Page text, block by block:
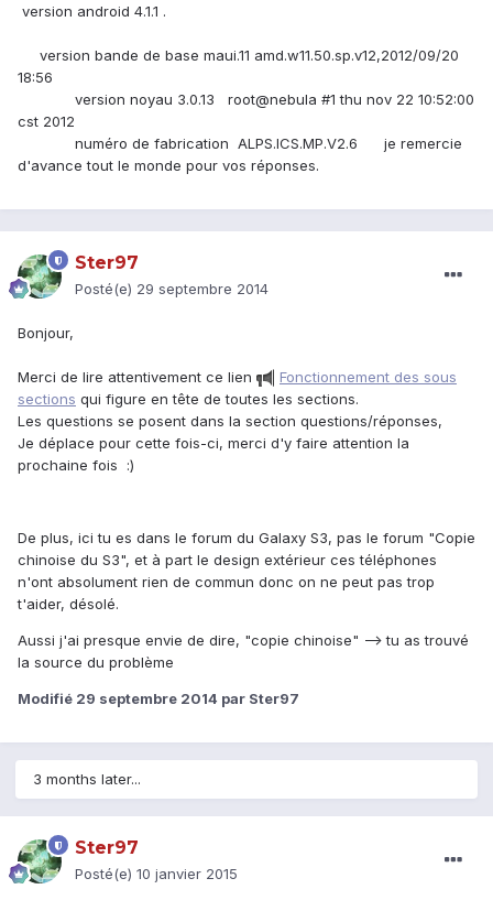
version android 4.1.1 .
version bande de base maui.11 amd.w11.50.sp.v12,2012/09/20
18:56
version noyau 3.0.13 root@nebula #1 thu nov 22 10:52:00
cst 2012
numéro de fabrication ALPS.ICS.MP.V2.6 je remercie
d'avance tout le monde pour vos réponses.
Ster97
Posté(e) 29 septembre 2014
Bonjour,
Merci de lire attentivement ce lien
Fonctionnement des sous
sections qui figure en tête de toutes les sections.
Les questions se posent dans la section questions/réponses,
Je déplace pour cette fois-ci, merci d'y faire attention la
prochaine fois :)
De plus, ici tu es dans le forum du Galaxy S3, pas le forum "Copie
chinoise du S3", et à part le design extérieur ces téléphones
n'ont absolument rien de commun donc on ne peut pas trop
t'aider, désolé.
Aussi j'ai presque envie de dire, "copie chinoise" --> tu as trouvé
la source du problème
Modifié 29 septembre 2014 par Ster97
3 months later...
Ster97
Posté(e) 10 janvier 2015